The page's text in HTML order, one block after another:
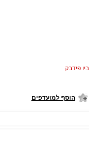
ביו פידבק
הוסף למועדפים